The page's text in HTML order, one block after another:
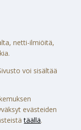
netti-ilmiöitä,
voi sisältää
evästeiden
täällä.